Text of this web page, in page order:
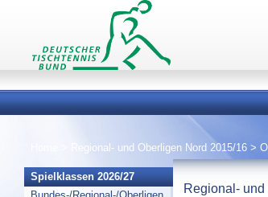
Regional- und Oberligen Nord 2015/16 >
Spielklassen 2026/27
Regional-